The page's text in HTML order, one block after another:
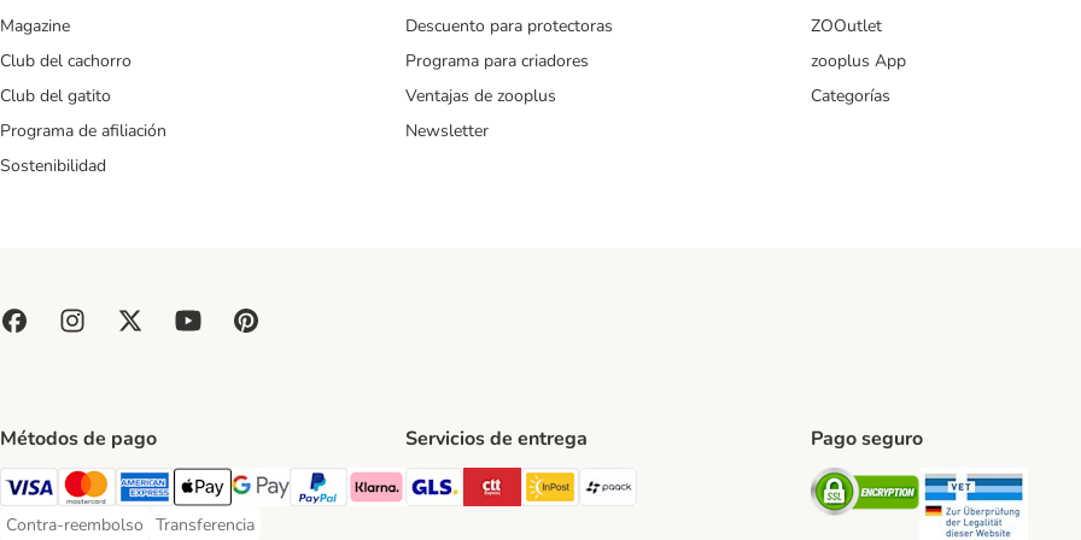
Magazine
Club del cachorro
Club del gatito
Programa de afiliación
Sostenibilidad
Descuento para protectoras
Programa para criadores
Ventajas de zooplus
Newsletter
ZOOutlet
zooplus App
Categorías
Métodos de pago
Visa Payment Method
Mastercard Payment Method
American Express Payment Method
Apple Pay Payment Method
Google Pay Payment Method
PayPal Payment Method
Klarna Payment Method
Contra-reembolso
Contra-reembolso Payment Method
Transferencia
Transferencia Payment Method
Servicios de entrega
GLS Shipping Method
CTTExpress Shipping Method
InPost Shipping Method
Pago seguro
Security